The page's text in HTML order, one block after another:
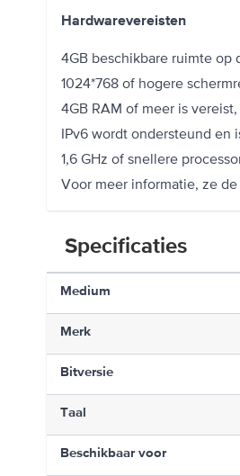
Specificaties
Medium
Merk
Bitversie
Taal
Beschikbaar voor
Hardwarevereisten
4GB beschikbare ruimte op
1024*768 of hogere
4GB RAM of meer is
IPv6 wordt ondersteund en
1,6 GHz of snellere
Voor meer informatie, ze